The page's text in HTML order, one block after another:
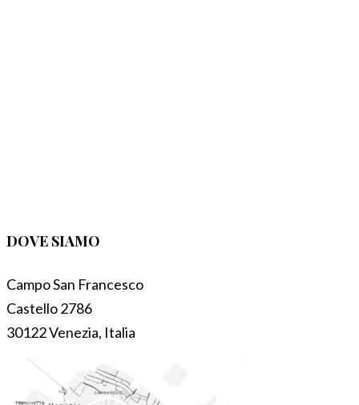
DOVE SIAMO
Campo San Francesco
Castello 2786
30122 Venezia, Italia